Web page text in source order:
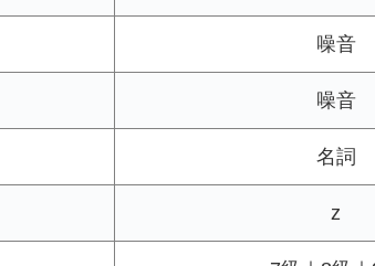
噪音
噪音
名詞
z